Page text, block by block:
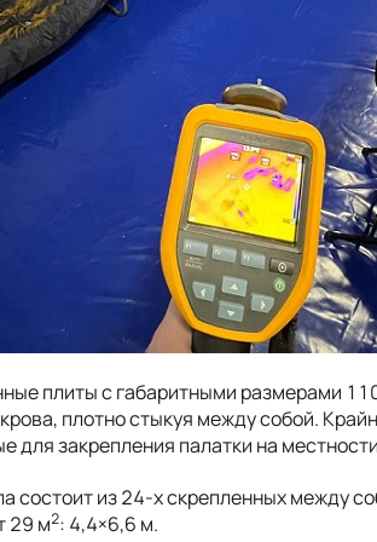
плиты с габаритными размерами
плотно стыкуя между собой.
для закрепления палатки на
состоит из 24-х скрепленных между
29 м2: 4,4×6,6 м.